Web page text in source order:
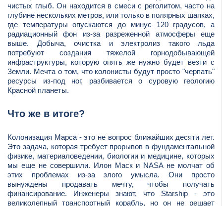
чистых глыб. Он находится в смеси с реголитом, часто на
глубине нескольких метров, или только в полярных шапках,
где температуры опускаются до минус 120 градусов, а
радиационный фон из-за разреженной атмосферы еще
выше. Добыча, очистка и электролиз такого льда
потребуют создания тяжелой горнодобывающей
инфраструктуры, которую опять же нужно будет везти с
Земли. Мечта о том, что колонисты будут просто "черпать"
ресурсы из-под ног, разбивается о суровую геологию
Красной планеты.
Что же в итоге?
Колонизация Марса - это не вопрос ближайших десяти лет.
Это задача, которая требует прорывов в фундаментальной
физике, материаловедении, биологии и медицине, которых
мы еще не совершили. Илон Маск и NASA не молчат об
этих проблемах из-за злого умысла. Они просто
вынуждены продавать мечту, чтобы получать
финансирование. Инженеры знают, что Starship - это
великолепный транспортный корабль, но он не решает